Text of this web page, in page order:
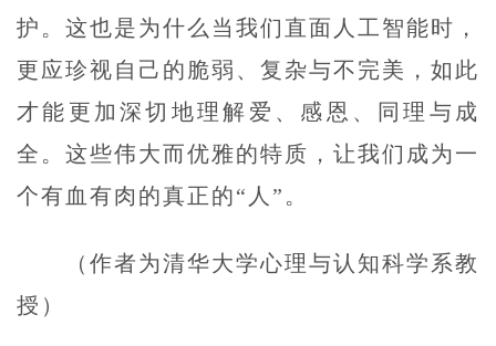
护。这也是为什么当我们直面人工智能时，
更应珍视自己的脆弱、复杂与不完美，如此
才能更加深切地理解爱、感恩、同理与成
全。这些伟大而优雅的特质，让我们成为一
个有血有肉的真正的“人”。
（作者为清华大学心理与认知科学系教
授）